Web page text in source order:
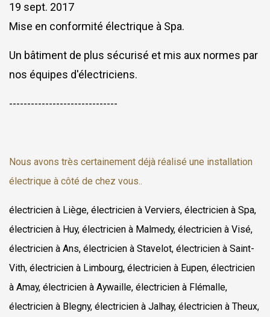
19 sept. 2017
Mise en conformité électrique à Spa.
Un bâtiment de plus sécurisé et mis aux normes par
nos équipes d'électriciens.
------------------------------
Nous avons très certainement déjà réalisé une installation
électrique à côté de chez vous..
électricien à Liège, électricien à Verviers, électricien à Spa,
électricien à Huy, électricien à Malmedy, électricien à Visé,
électricien à Ans, électricien à Stavelot, électricien à Saint-
Vith, électricien à Limbourg, électricien à Eupen, électricien
à Amay, électricien à Aywaille, électricien à Flémalle,
électricien à Blegny, électricien à Jalhay, électricien à Theux,